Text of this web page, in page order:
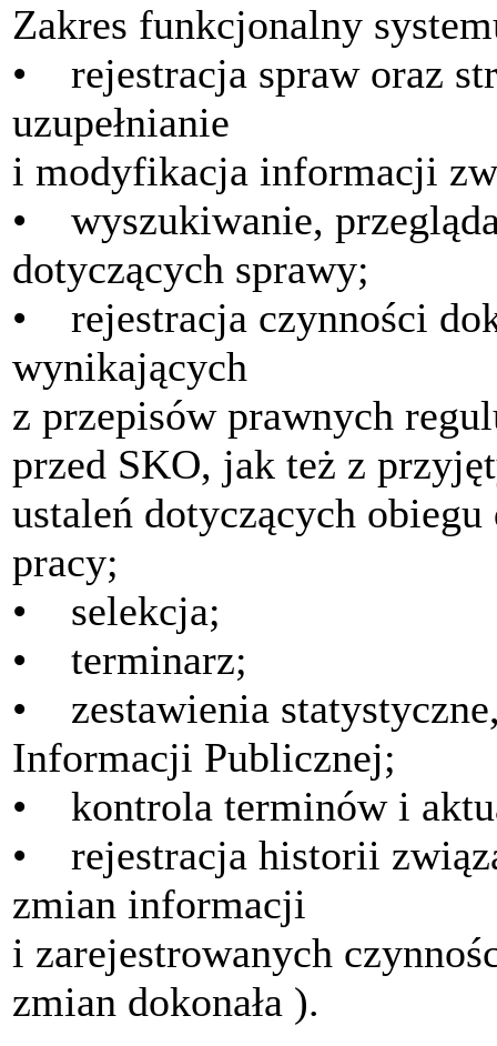
Zakres funkcjonalny
• rejestracja spraw oraz
uzupełnianie
i modyfikacja informacji
• wyszukiwanie,
dotyczących sprawy;
• rejestracja czynności
wynikających
z przepisów prawnych
przed SKO, jak też z
ustaleń dotyczących
pracy;
• selekcja;
• terminarz;
• zestawienia
Informacji Publicznej;
• kontrola terminów i
• rejestracja historii
zmian informacji
i zarejestrowanych
zmian dokonała ).